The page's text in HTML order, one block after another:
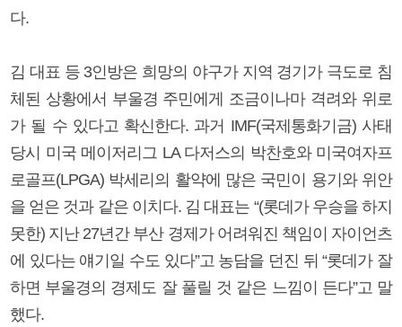
다.
김 대표 등 3인방은 희망의 야구가 지역 경기가 극도로 침
체된 상황에서 부울경 주민에게 조금이나마 격려와 위로
가 될 수 있다고 확신한다. 과거 IMF(국제통화기금) 사태
당시 미국 메이저리그 LA 다저스의 박찬호와 미국여자프
로골프(LPGA) 박세리의 활약에 많은 국민이 용기와 위안
을 얻은 것과 같은 이치다. 김 대표는 “(롯데가 우승을 하지
못한) 지난 27년간 부산 경제가 어려워진 책임이 자이언츠
에 있다는 얘기일 수도 있다”고 농담을 던진 뒤 “롯데가 잘
하면 부울경의 경제도 잘 풀릴 것 같은 느낌이 든다”고 말
했다.